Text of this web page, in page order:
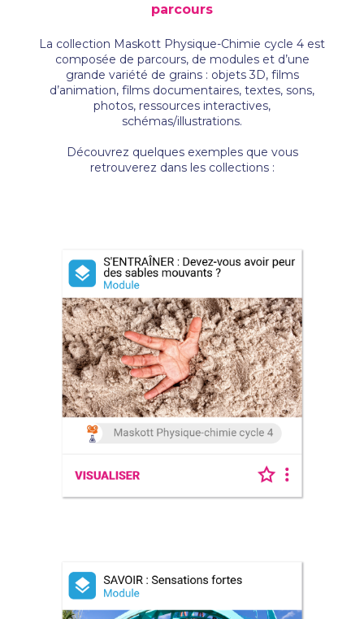
parcours
La collection Maskott Physique-Chimie cycle 4 est
composée de parcours, de modules et d’une
grande variété de grains : objets 3D, films
d’animation, films documentaires, textes, sons,
photos, ressources interactives,
schémas/illustrations.
Découvrez quelques exemples que vous
retrouverez dans les collections :